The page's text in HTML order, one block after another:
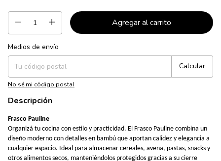
Entregas para el CP:
Medios de envío
Calcular
No sé mi código postal
Descripción
Frasco Pauline
Organizá tu cocina con estilo y practicidad. El Frasco Pauline combina un
diseño moderno con detalles en bambú que aportan calidez y elegancia a
cualquier espacio. Ideal para almacenar cereales, avena, pastas, snacks y
otros alimentos secos, manteniéndolos protegidos gracias a su cierre